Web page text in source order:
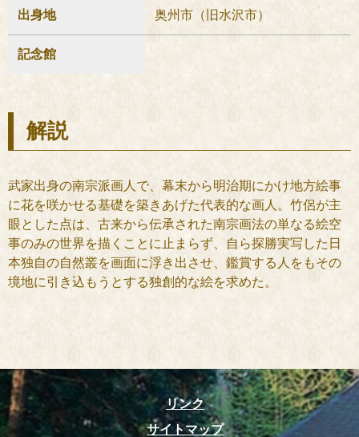
出身地 奥州市（旧水沢市）
記念館
解説
武家出身の南宗派画人で、幕末から明治期にかけ地方絵事
に花を咲かせる基礎を築きあげた代表的な画人。竹侶が主
眼とした点は、古来から伝承された南宗画法の単なる絵空
事のみの世界を描くことに止まらず、自ら探勝実写した日
本独自の自然叢を画面に浮き出させ、鑑賞する人をもその
境地に引き込もうとする独創的な絵を求めた。
リンク
サイトマップ